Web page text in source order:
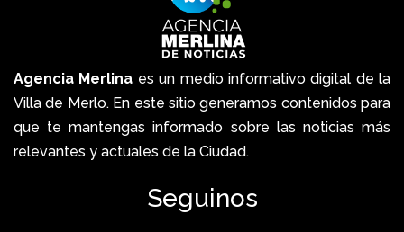
Agencia Merlina es un medio informativo digital de la
Villa de Merlo. En este sitio generamos contenidos para
que te mantengas informado sobre las noticias más
relevantes y actuales de la Ciudad.
Seguinos